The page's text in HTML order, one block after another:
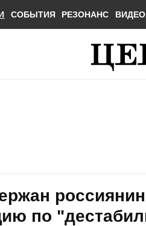
СОБЫТИЯ РЕЗОНАНС ВИДЕО
по